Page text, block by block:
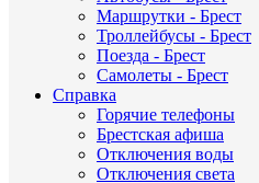
Маршрутки - Брест
Троллейбусы - Брест
Поезда - Брест
Самолеты - Брест
Справка
Горячие телефоны
Брестская афиша
Отключения воды
Отключения света